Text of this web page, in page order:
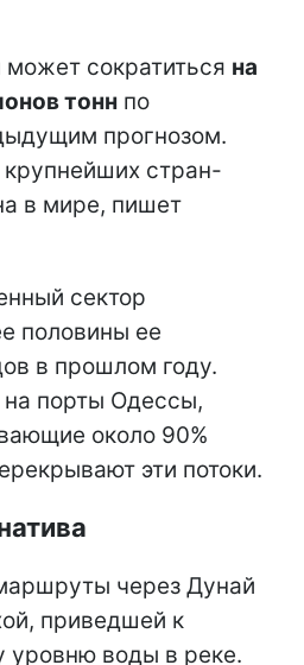
сократиться на
тонн по
прогнозом.
стран-
в мире, пишет
сектор
половины ее
в прошлом году.
на порты Одессы,
около 90%
эти потоки.
через Дунай
приведшей к
уровню воды в реке.